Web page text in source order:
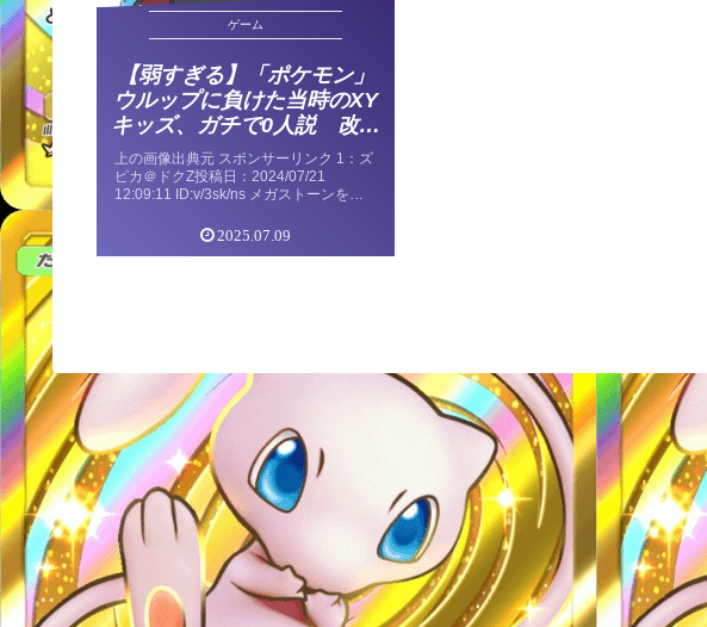
ゲーム
【弱すぎる】「ポケモン」
ウルップに負けた当時のXY
キッズ、ガチで0人説 改造
してあの弱さってマジ？
上の画像出典元 スポンサーリンク 1：ズ
ピカ＠ドクZ投稿日：2024/07/21
12:09:11 ID:v/3sk/ns メガストーンを配
ルス＠イバンのみ投稿日：2024/07/2 […]
2025.07.09